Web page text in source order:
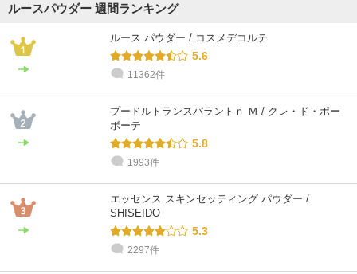
ルースパウダー 週間ランキング
ルース パウダー / コスメデコルテ
5.6
11362件
プードルトランスパラントｎ Ｍ / クレ・ド・ポー
ボーテ
5.8
1993件
エッセンス スキンセッティング パウダー /
SHISEIDO
5.3
2297件